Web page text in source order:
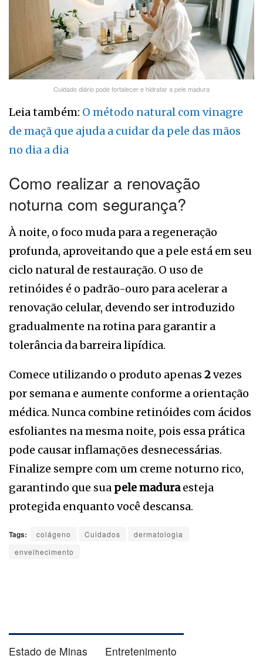
Cuidado diário pode fortalecer e hidratar a pele madura
Leia também: O método natural com vinagre
de maçã que ajuda a cuidar da pele das mãos
no dia a dia
Como realizar a renovação
noturna com segurança?
À noite, o foco muda para a regeneração
profunda, aproveitando que a pele está em seu
ciclo natural de restauração. O uso de
retinóides é o padrão-ouro para acelerar a
renovação celular, devendo ser introduzido
gradualmente na rotina para garantir a
tolerância da barreira lipídica.
Comece utilizando o produto apenas 2vezes
por semana e aumente conforme a orientação
médica. Nunca combine retinóides com ácidos
esfoliantes na mesma noite, pois essa prática
pode causar inflamações desnecessárias.
Finalize sempre com um creme noturno rico,
garantindo que sua pele maduraesteja
protegida enquanto você descansa.
Tags: colágeno Cuidados
dermatologia
envelhecimento
Estado de Minas Entretenimento